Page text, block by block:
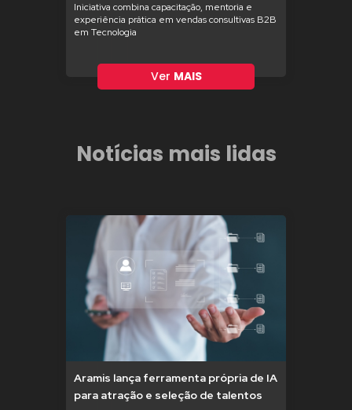
Iniciativa combina capacitação, mentoria e
experiência prática em vendas consultivas B2B
em Tecnologia
Ver MAIS
Notícias mais lidas
Aramis lança ferramenta própria de IA
para atração e seleção de talentos